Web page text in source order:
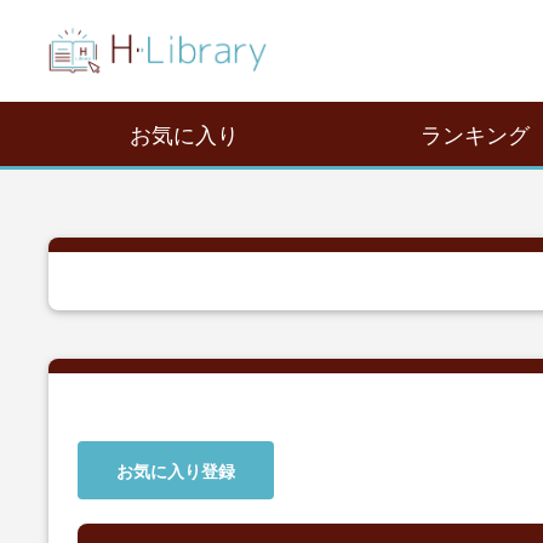
お気に入り ランキング
お気に入り登録